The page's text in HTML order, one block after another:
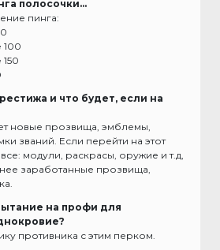
полосочки…
пинга:
100
и что будет, если на
новые прозвища, эмблемы,
званий. Если перейти на этот
модули, раскрасы, оружие и т.д,
заработанные прозвища,
на профи для
противника с этим перком.